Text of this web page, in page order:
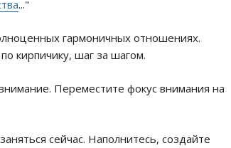
..."
гармоничных отношениях.
кирпичику, шаг за шагом.
Переместите фокус внимания на
сейчас. Наполнитесь, создайте